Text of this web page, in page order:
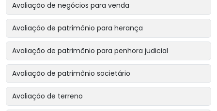
Avaliação de negócios para venda
Avaliação de patrimônio para herança
Avaliação de patrimônio para penhora judicial
Avaliação de patrimônio societário
Avaliação de terreno